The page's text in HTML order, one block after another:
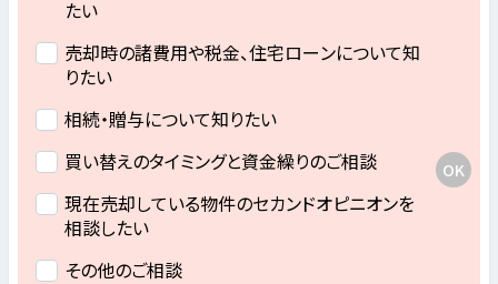
たい
売却時の諸費用や税金、住宅ローンについて知
りたい
相続・贈与について知りたい
買い替えのタイミングと資金繰りのご相談
現在売却している物件のセカンドオピニオンを
相談したい
その他のご相談